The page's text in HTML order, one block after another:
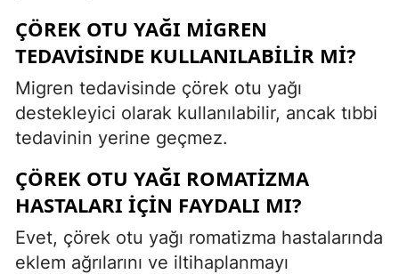
ÇÖREK OTU YAĞI MIGREN
TEDAVISINDE KULLANILABILIR MI?
Migren tedavisinde çörek otu yağı
destekleyici olarak kullanılabilir, ancak tıbbi
tedavinin yerine geçmez.
ÇÖREK OTU YAĞI ROMATIZMA
HASTALARI IÇIN FAYDALI MI?
Evet, çörek otu yağı romatizma hastalarında
eklem ağrılarını ve iltihaplanmayı